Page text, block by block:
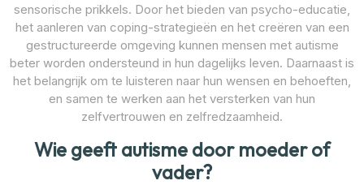
sensorische prikkels. Door het bieden van psycho-educatie,
het aanleren van coping-strategieën en het creëren van een
gestructureerde omgeving kunnen mensen met autisme
beter worden ondersteund in hun dagelijks leven. Daarnaast is
het belangrijk om te luisteren naar hun wensen en behoeften,
en samen te werken aan het versterken van hun
zelfvertrouwen en zelfredzaamheid.
Wie geeft autisme door moeder of
vader?